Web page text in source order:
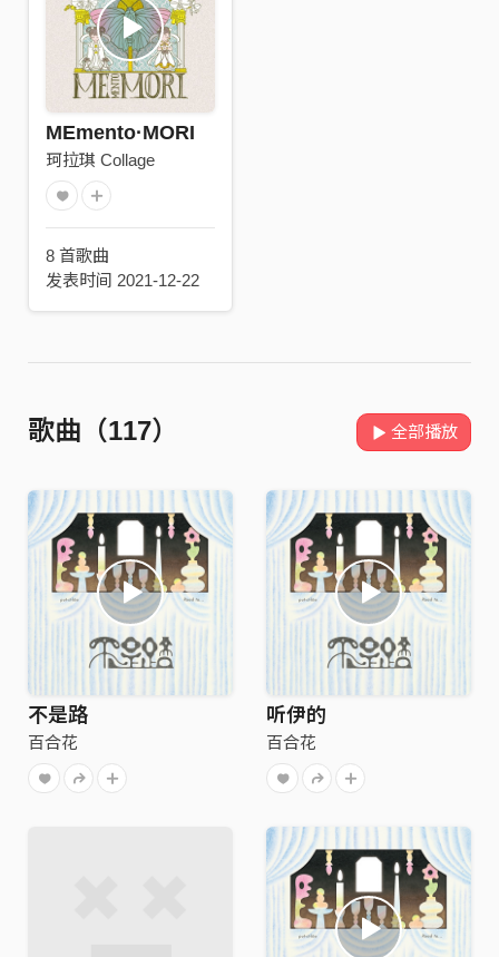
MEmento·MORI
珂拉琪 Collage
8 首歌曲
发表时间 2021-12-22
歌曲（117） 全部播放
不是路
百合花
听伊的
百合花